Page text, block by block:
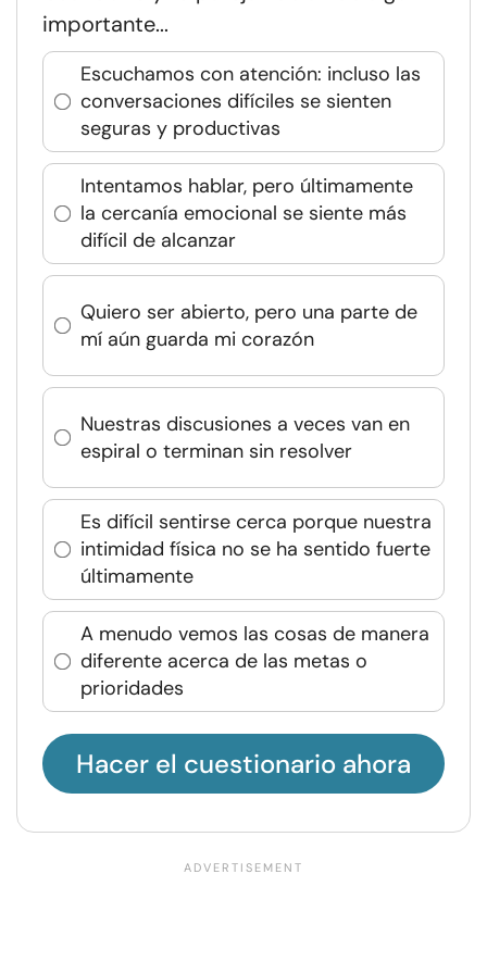
importante...
Escuchamos con atención: incluso las
conversaciones difíciles se sienten
seguras y productivas
Intentamos hablar, pero últimamente
la cercanía emocional se siente más
difícil de alcanzar
Quiero ser abierto, pero una parte de
mí aún guarda mi corazón
Nuestras discusiones a veces van en
espiral o terminan sin resolver
Es difícil sentirse cerca porque nuestra
intimidad física no se ha sentido fuerte
últimamente
A menudo vemos las cosas de manera
diferente acerca de las metas o
prioridades
Hacer el cuestionario ahora